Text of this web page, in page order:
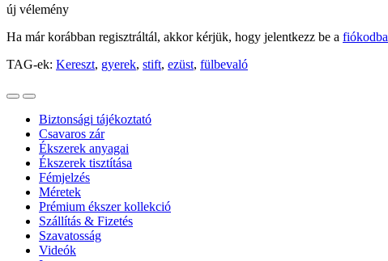
új vélemény
Ha már korábban regisztráltál, akkor kérjük, hogy jelentkezz be a fiókodba
TAG-ek: Kereszt, gyerek, stift, ezüst, fülbevaló
Biztonsági tájékoztató
Csavaros zár
Ékszerek anyagai
Ékszerek tisztítása
Fémjelzés
Méretek
Prémium ékszer kollekció
Szállítás & Fizetés
Szavatosság
Videók